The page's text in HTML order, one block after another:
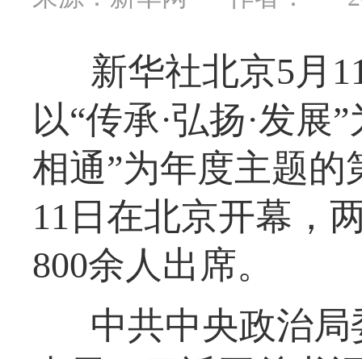
新华社北京5月
以“传承·弘扬·发展
相通”为年度主题
11日在北京开幕，
800余人出席。
中共中央政治